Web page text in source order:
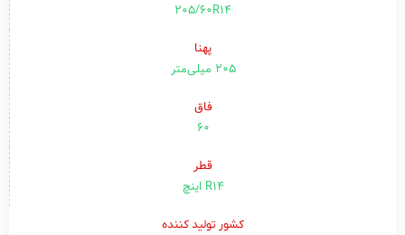
205/60R14
پهنا
۲۰۵ میلی‌متر
فاق
۶۰
قطر
R14 اینچ
کشور تولید کننده